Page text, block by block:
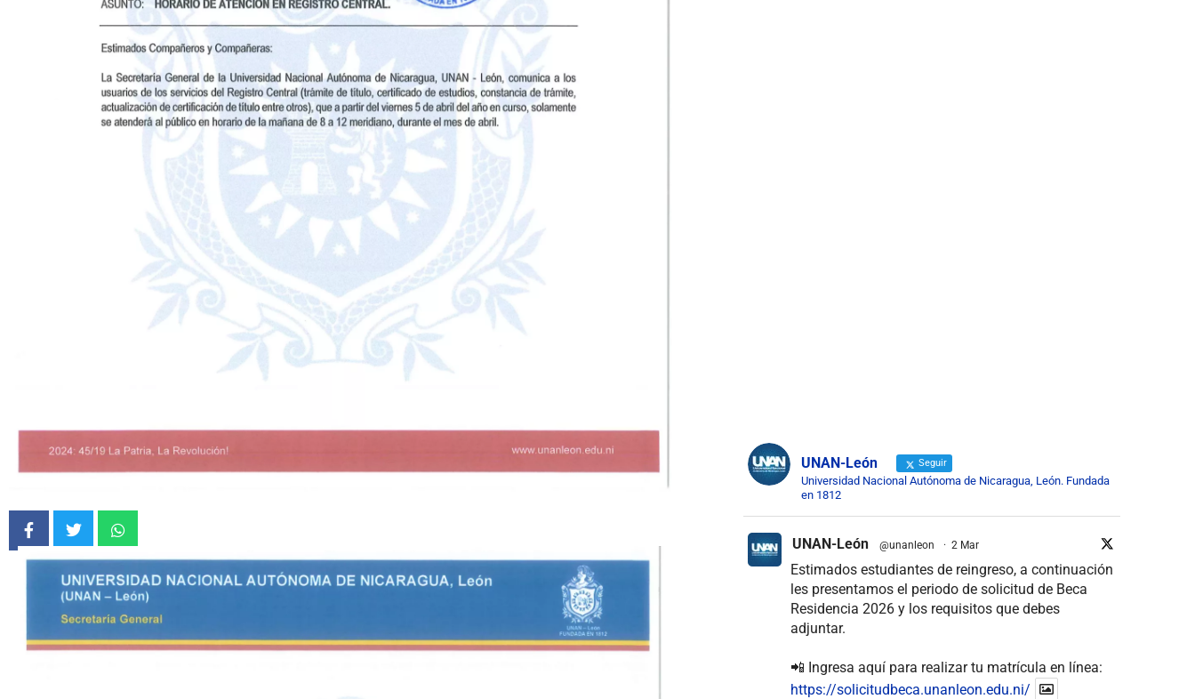
UNAN-León Seguir
Universidad Nacional Autónoma de Nicaragua, León. Fundada
en 1812
UNAN-León @unanleon · 2 Mar
Estimados estudiantes de reingreso, a continuación
les presentamos el periodo de solicitud de Beca
Residencia 2026 y los requisitos que debes
adjuntar.
📲 Ingresa aquí para realizar tu matrícula en línea:
https://solicitudbeca.unanleon.edu.ni/